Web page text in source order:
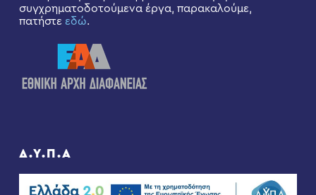
συγχρηματοδοτούμενα έργα, παρακαλούμε,
πατήστε εδώ.
Δ.Υ.Π.Α